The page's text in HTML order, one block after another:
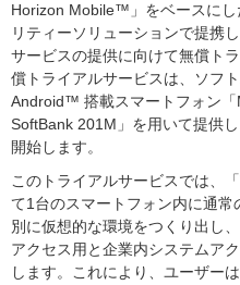
Horizon Mobile™」をベースにし
リティーソリューションで提携
サービスの提供に向けて無償ト
償トライアルサービスは、ソフ
Android™ 搭載スマートフォン
SoftBank 201M」を用いて提供
開始します。
このトライアルサービスでは、
て1台のスマートフォン内に通
別に仮想的な環境をつくり出し
アクセス用と企業内システムア
します。これにより、ユーザー